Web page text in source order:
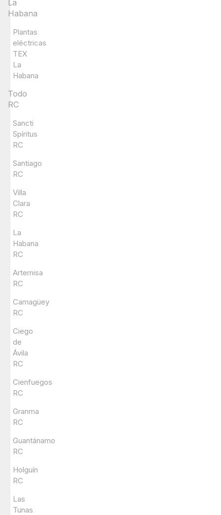
La
Habana
Plantas
eléctricas
TEX
La
Habana
Todo
RC
Sancti
Spíritus
RC
Santiago
RC
Villa
Clara
RC
La
Habana
RC
Artemisa
RC
Camagüey
RC
Ciego
de
Ávila
RC
Cienfuegos
RC
Granma
RC
Guantánamo
RC
Holguín
RC
Las
Tunas